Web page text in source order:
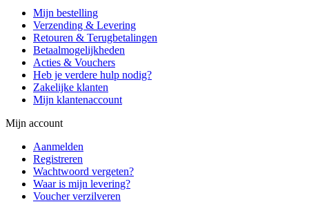
Mijn bestelling
Verzending & Levering
Retouren & Terugbetalingen
Betaalmogelijkheden
Acties & Vouchers
Heb je verdere hulp nodig?
Zakelijke klanten
Mijn klantenaccount
Mijn account
Aanmelden
Registreren
Wachtwoord vergeten?
Waar is mijn levering?
Voucher verzilveren